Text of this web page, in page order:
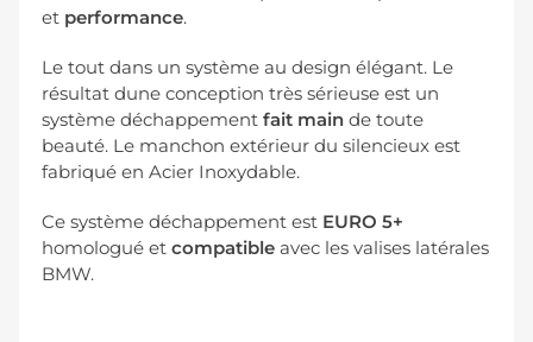
et performance.
Le tout dans un système au design élégant. Le
résultat dune conception très sérieuse est un
système déchappement fait main de toute
beauté. Le manchon extérieur du silencieux est
fabriqué en Acier Inoxydable.
Ce système déchappement est EURO 5+
homologué et compatible avec les valises latérales
BMW.